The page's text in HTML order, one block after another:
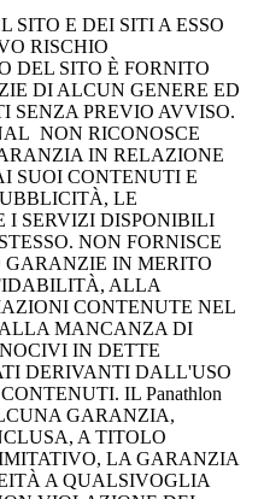
SITO E DEI SITI A ESSO
RISCHIO
DEL SITO È FORNITO
DI ALCUN GENERE ED
SENZA PREVIO AVVISO.
NON RICONOSCE
IN RELAZIONE
SUOI CONTENUTI E
LE
I SERVIZI DISPONIBILI
NON FORNISCE
IN MERITO
ALLA
CONTENUTE NEL
ALLA MANCANZA DI
IN DETTE
DERIVANTI DALL'USO
IL Panathlon
GARANZIA,
A TITOLO
LA GARANZIA
A QUALSIVOGLIA